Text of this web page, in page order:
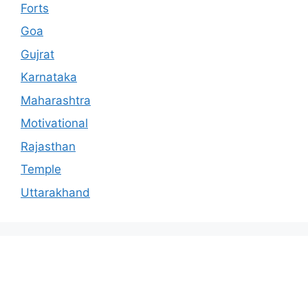
Forts
Goa
Gujrat
Karnataka
Maharashtra
Motivational
Rajasthan
Temple
Uttarakhand